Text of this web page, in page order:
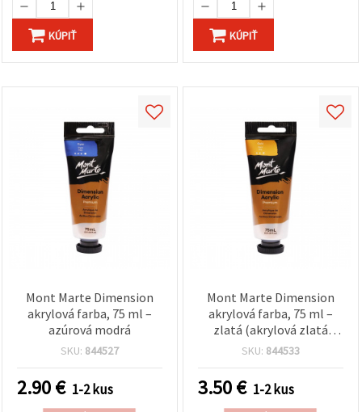
KÚPIŤ KÚPIŤ
Mont Marte Dimension
akrylová farba, 75 ml –
azúrová modrá
SKU: 844527
2.90€ 1-2 kus
Mont Marte Dimension
akrylová farba, 75 ml –
zlatá (akrylová zlatá
farba)
SKU: 844533
3.50€ 1-2 kus